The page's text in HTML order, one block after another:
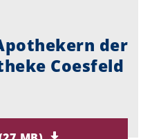
der
Coesfeld